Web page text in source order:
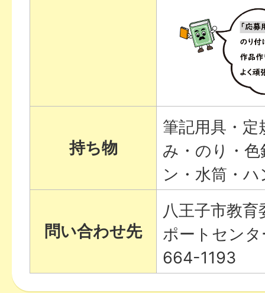
持ち物
筆記用具・
み・のり・
ン・水筒・
問い合わせ先
八王子市教
ポートセン
664-1193